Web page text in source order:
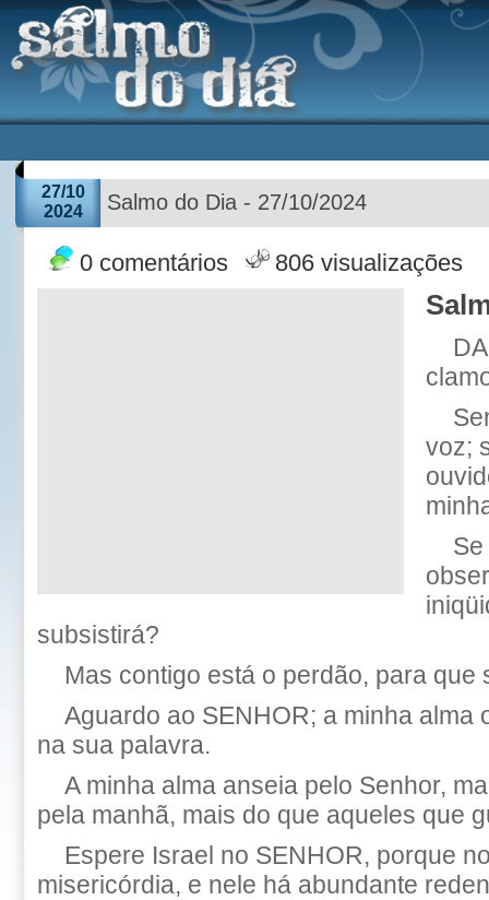
27/10
2024
Salmo do Dia - 27/10/2024
0 comentários 806 visualizações
voz;
subsistirá?
Mas contigo está o perdão, para que
Aguardo ao SENHOR; a minha alma
na sua palavra.
A minha alma anseia pelo Senhor,
pela manhã, mais do que aqueles que
Espere Israel no SENHOR, porque
misericórdia, e nele há abundante